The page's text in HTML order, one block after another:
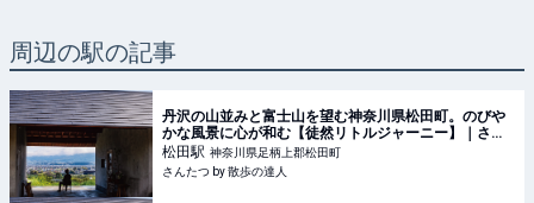
周辺の駅の記事
丹沢の山並みと富士山を望む神奈川県松田町。のびや
かな風景に心が和む【徒然リトルジャーニー】｜さん
たつ by 散歩の達人
松田駅 神奈川県足柄上郡松田町
さんたつ by 散歩の達人